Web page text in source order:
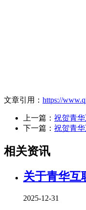
文章引用： https://
上一篇： 祝贺青
下一篇： 祝贺青
相关资讯
关于青华互
2025-12-31